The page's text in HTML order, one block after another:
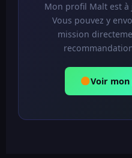
Mon profil Malt est à
Vous pouvez y
mission
Voir